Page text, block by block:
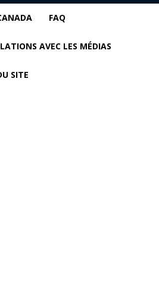
FAQ
AVEC LES MÉDIAS
SITE